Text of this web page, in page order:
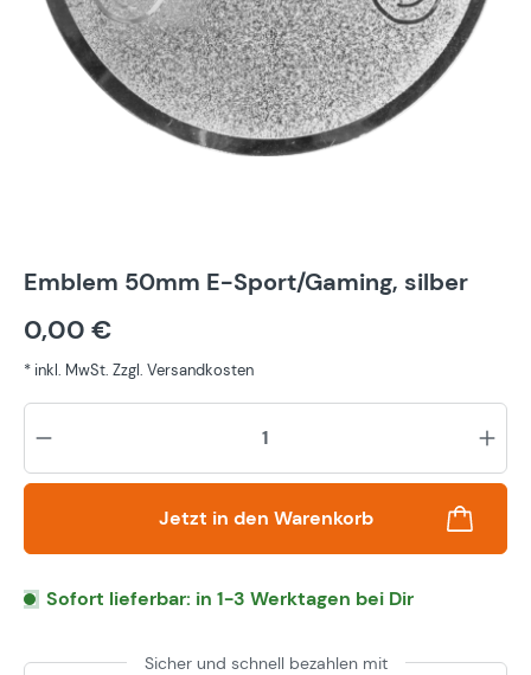
Emblem 50mm E-Sport/Gaming, silber
0,00 €
* inkl. MwSt. Zzgl. Versandkosten
Jetzt in den Warenkorb
Sofort lieferbar: in 1-3 Werktagen bei Dir
Sicher und schnell bezahlen mit